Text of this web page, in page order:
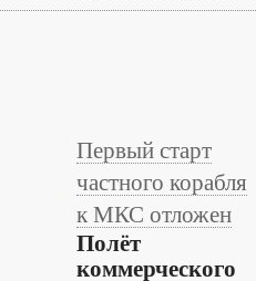
Первый старт
частного корабля
к МКС отложен
Полёт
коммерческого